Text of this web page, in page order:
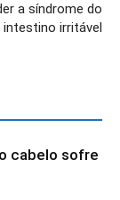
a síndrome do
intestino irritável
cabelo sofre